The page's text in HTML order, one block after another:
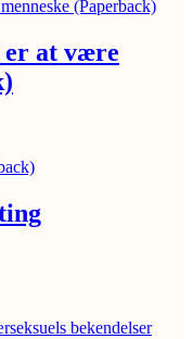
er at være